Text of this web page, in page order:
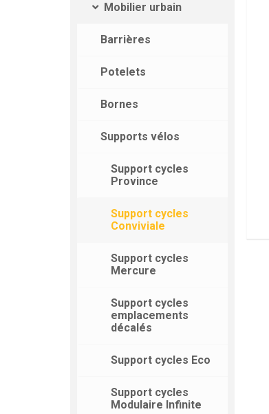
Mobilier urbain
Barrières
Potelets
Bornes
Supports vélos
Support cycles
Province
Support cycles
Conviviale
Support cycles
Mercure
Support cycles
emplacements
décalés
Support cycles Eco
Support cycles
Modulaire Infinite